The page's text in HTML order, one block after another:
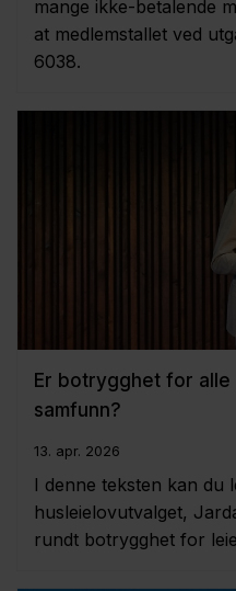
mange ikke-betalende
at medlemstallet ved
6038.
Er botrygghet for alle
samfunn?
13. apr. 2026
I denne teksten kan du
husleielovutvalget,
rundt botrygghet for